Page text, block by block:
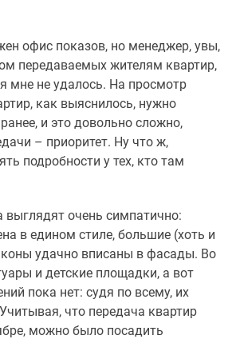
офис показов, но менеджер, увы,
передаваемых жителям квартир,
мне не удалось. На просмотр
как выяснилось, нужно
и это довольно сложно,
– приоритет. Ну что ж,
подробности у тех, кто там
очень симпатично:
в едином стиле, большие (хоть и
удачно вписаны в фасады. Во
и детские площадки, а вот
пока нет: судя по всему, их
что передача квартир
можно было посадить